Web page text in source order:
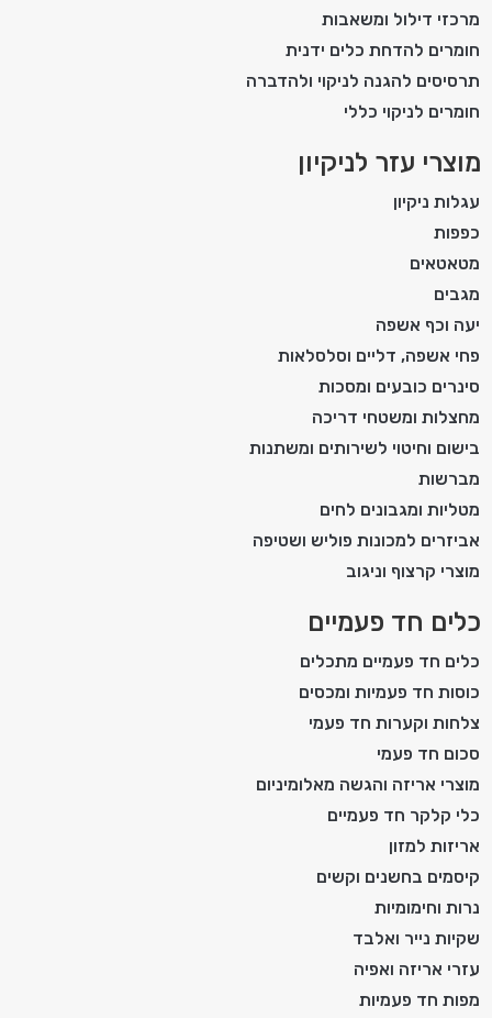
מרכזי דילול ומשאבות
חומרים להדחת כלים ידנית
תרסיסים להגנה לניקוי ולהדברה
חומרים לניקוי כללי
מוצרי עזר לניקיון
עגלות ניקיון
כפפות
מטאטאים
מגבים
יעה וכף אשפה
פחי אשפה, דליים וסלסלאות
סינרים כובעים ומסכות
מחצלות ומשטחי דריכה
בישום וחיטוי לשירותים ומשתנות
מברשות
מטליות ומגבונים לחים
אביזרים למכונות פוליש ושטיפה
מוצרי קרצוף וניגוב
כלים חד פעמיים
כלים חד פעמיים מתכלים
כוסות חד פעמיות ומכסים
צלחות וקערות חד פעמי
סכום חד פעמי
מוצרי אריזה והגשה מאלומיניום
כלי קלקר חד פעמיים
אריזות למזון
קיסמים בחשנים וקשים
נרות וחימומיות
שקיות נייר ואלבד
עזרי אריזה ואפיה
מפות חד פעמיות